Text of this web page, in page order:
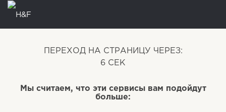
ПЕРЕХОД НА СТРАНИЦУ ЧЕРЕЗ:
6 СЕК
Мы считаем, что эти сервисы вам подойдут
больше: